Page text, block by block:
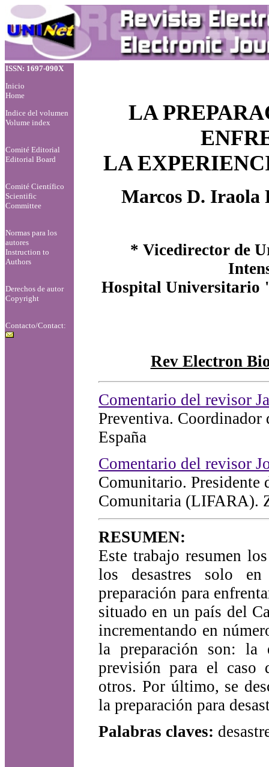
ISSN: 1697-090X
Inicio
Home
Indice del volumen
Volume index
Comité Editorial
Editorial Board
Comité Científico
Scientific
Committee
Normas para los
autores
Instruction to
Authors
Derechos de autor
Copyright
Contacto/Contact:
LA
LA
Marcos D. Iraola
* Vicedirector de
Hospital Universitario
Rev Electron
Comentario del revisor
Preventiva. Coordinador
España
Comentario del revisor
Comunitario. Presidente
Comunitaria (LIFARA).
RESUMEN:
Este trabajo resumen
los desastres solo
preparación para
situado en un país del
incrementando en
la preparación son: la
previsión para el caso
otros. Por último, se
la preparación para
Palabras claves: